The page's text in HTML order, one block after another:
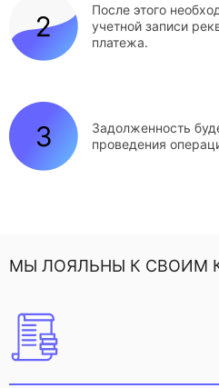
После этого
учетной записи
платежа.
Задолженность
проведения
МЫ ЛОЯЛЬНЫ К СВОИМ